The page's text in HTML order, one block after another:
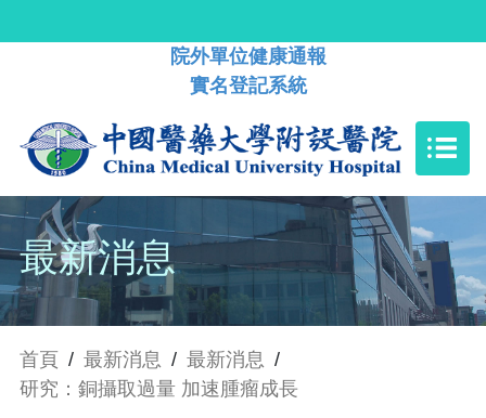
院外單位健康通報
實名登記系統
最新消息
首頁 / 最新消息 / 最新消息 /
研究：銅攝取過量 加速腫瘤成長